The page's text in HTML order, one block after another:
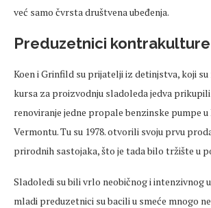
već samo čvrsta društvena ubeđenja.
Preduzetnici kontrakulture
Koen i Grinfild su prijatelji iz detinjstva, koji
kursa za proizvodnju sladoleda jedva prikupili
renoviranje jedne propale benzinske pumpe
Vermontu. Tu su 1978. otvorili svoju prvu
prirodnih sastojaka, što je tada bilo tržište u
Sladoledi su bili vrlo neobičnog i intenzivnog
mladi preduzetnici su bacili u smeće mnogo